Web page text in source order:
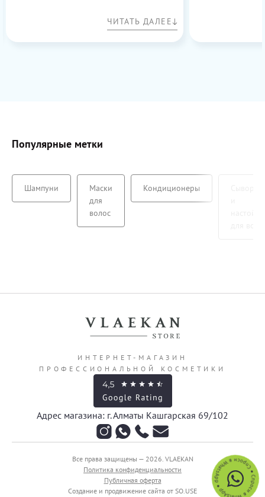
ЧИТАТЬ ДАЛЕЕ
Популярные метки
Шампуни
Маски
для
волос
Кондиционеры
ИНТЕРНЕТ-МАГАЗИН
ПРОФЕССИОНАЛЬНОЙ КОСМЕТИКИ
Адрес магазина: г. Алматы Кашгарская 69/102
Все права защищены — 2026. VLAEKAN
Политика конфиденциальности
Публичная оферта
Создание и продвижение сайта от SO.USE